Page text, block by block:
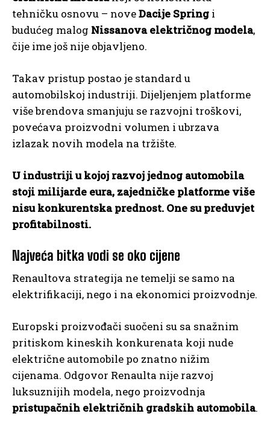
tehničku osnovu – noveDacije Spring i
budućeg malog Nissanova električnog modela,
čije ime još nije objavljeno.
Takav pristup postao je standard u
automobilskoj industriji. Dijeljenjem platforme
više brendova smanjuju se razvojni troškovi,
povećava proizvodni volumen i ubrzava
izlazak novih modela na tržište.
U industriji u kojoj razvoj jednog automobila
stoji milijarde eura, zajedničke platforme više
nisu konkurentska prednost. One su preduvjet
profitabilnosti.
Najveća bitka vodi se oko cijene
Renaultova strategija ne temelji se samo na
elektrifikaciji, nego i na ekonomici proizvodnje.
Europski proizvođači suočeni su sa snažnim
pritiskom kineskih konkurenata koji nude
električne automobile po znatno nižim
cijenama. Odgovor Renaulta nije razvoj
luksuznijih modela, nego proizvodnja
pristupačnih električnih gradskih automobila.